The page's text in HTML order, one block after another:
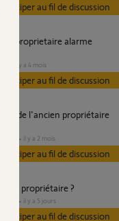
Participer au fil de discussion
il y a 4 mois
Participer au fil de discussion
il y a 2 mois
Participer au fil de discussion
propriétaire ?
il y a 5 jours
Participer au fil de discussion